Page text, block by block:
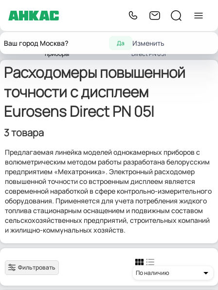
Ваш город Москва? Да Изменить
Главнаяизмерительные
приборы
Расходомеры
точности с дисплеем Eurosens
Direct PN 05I
Расходомеры повышенной
точности с дисплеем
Eurosens Direct PN 05I
3 товара
Предлагаемая линейка моделей однокамерных приборов с
волюметрическим методом работы разработана белорусским
предприятием «Мехатроника». Электронный расходомер
повышенной точности со встроенным дисплеем является
современной наработкой в сфере контрольно-измерительного
оборудования. Применяется для учета потребления жидкого
топлива стационарным оснащением и подвижным составом
сельскохозяйственных предприятий, строительных компаний
и жилищно-коммунальных хозяйств.
Фильтровать
По наличию